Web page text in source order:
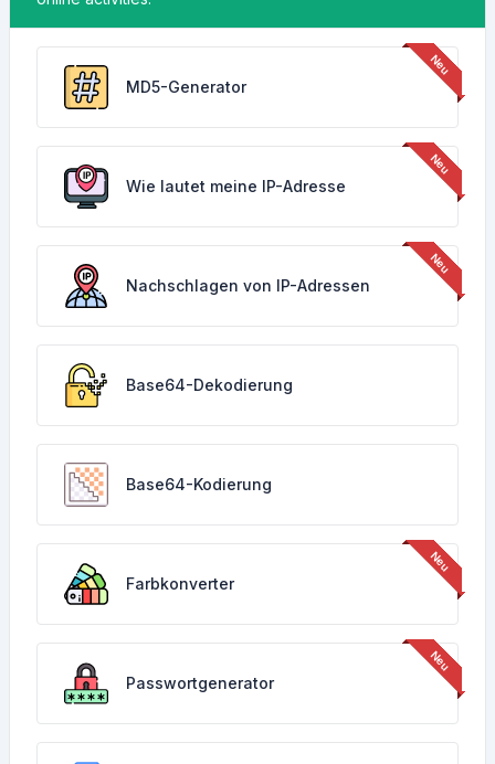
MD5-Generator
Wie lautet meine IP-Adresse
Nachschlagen von IP-Adressen
Base64-Dekodierung
Base64-Kodierung
Farbkonverter
Passwortgenerator